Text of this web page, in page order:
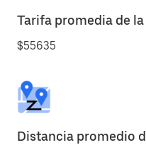
Tarifa promedia de
$55635
Distancia promedio